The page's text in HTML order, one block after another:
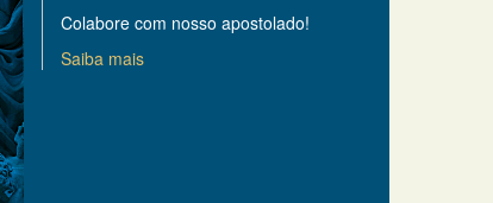
Colabore com nosso apostolado!
Saiba mais